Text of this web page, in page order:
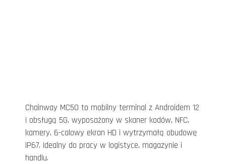
Chainway MC50 to mobilny terminal z Androidem 12
i obsługą 5G, wyposażony w skaner kodów, NFC,
kamery, 6-calowy ekran HD i wytrzymałą obudowę
IP67. Idealny do pracy w logistyce, magazynie i
handlu.